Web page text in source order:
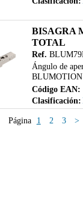
BISAGRA
TOTAL
Ref.
Ángulo de
BLUMOTION
Código EAN:
Clasificación:
Página 1 2 3 >